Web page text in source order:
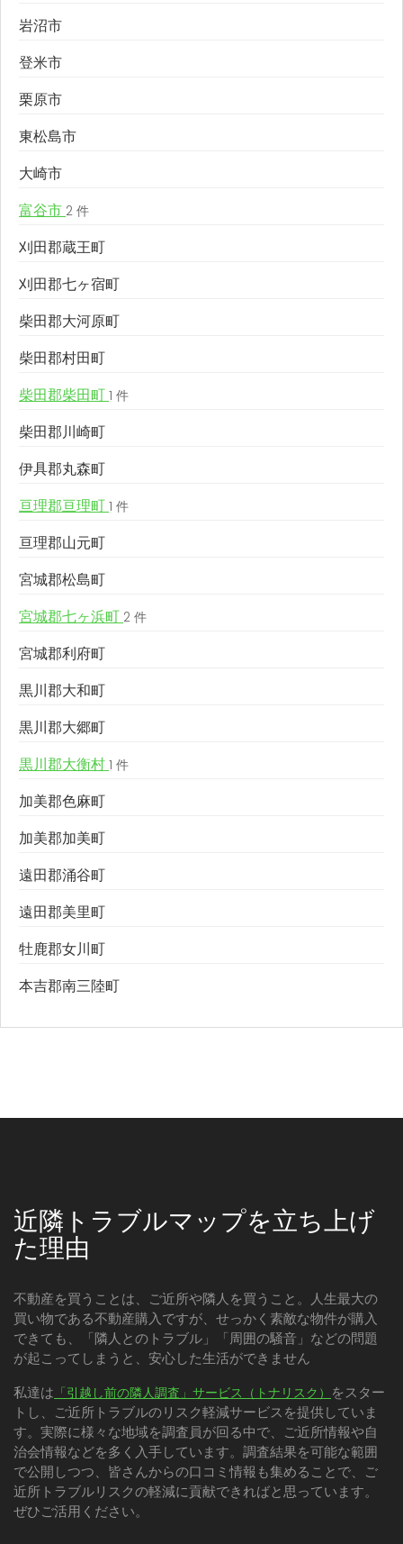
岩沼市
登米市
栗原市
東松島市
大崎市
富谷市 2 件
刈田郡蔵王町
刈田郡七ヶ宿町
柴田郡大河原町
柴田郡村田町
柴田郡柴田町 1 件
柴田郡川崎町
伊具郡丸森町
亘理郡亘理町 1 件
亘理郡山元町
宮城郡松島町
宮城郡七ヶ浜町 2 件
宮城郡利府町
黒川郡大和町
黒川郡大郷町
黒川郡大衡村 1 件
加美郡色麻町
加美郡加美町
遠田郡涌谷町
遠田郡美里町
牡鹿郡女川町
本吉郡南三陸町
近隣トラブルマップを立ち上げ
た理由
不動産を買うことは、ご近所や隣人を買うこと。人生最大の
買い物である不動産購入ですが、せっかく素敵な物件が購入
できても、「隣人とのトラブル」「周囲の騒音」などの問題
が起こってしまうと、安心した生活ができません
私達は 「引越し前の隣人調査」サービス（トナリスク） をスター
トし、ご近所トラブルのリスク軽減サービスを提供していま
す。実際に様々な地域を調査員が回る中で、ご近所情報や自
治会情報などを多く入手しています。調査結果を可能な範囲
で公開しつつ、皆さんからの口コミ情報も集めることで、ご
近所トラブルリスクの軽減に貢献できればと思っています。
ぜひご活用ください。